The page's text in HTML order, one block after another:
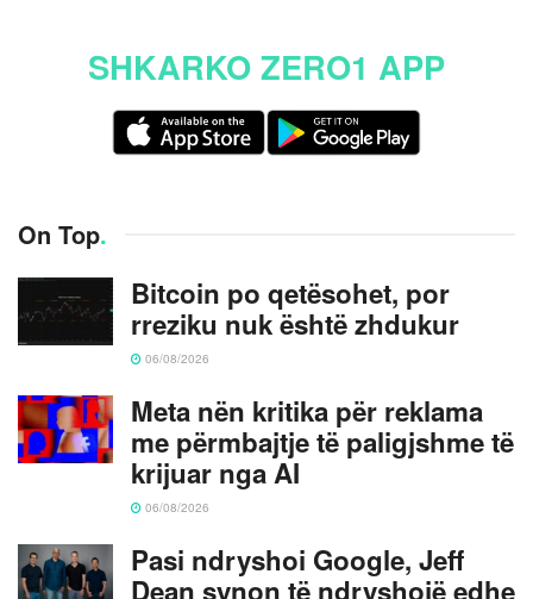
SHKARKO ZERO1 APP
On Top.
Bitcoin po qetësohet, por
rreziku nuk është zhdukur
06/08/2026
Meta nën kritika për reklama
me përmbajtje të paligjshme të
krijuar nga AI
06/08/2026
Pasi ndryshoi Google, Jeff
Dean synon të ndryshojë edhe